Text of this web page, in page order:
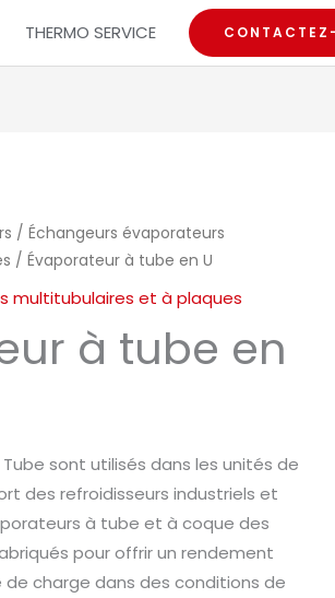
THERMO SERVICE
/ Échangeurs évaporateurs
/ Évaporateur à tube en U
multitubulaires et à plaques
à tube en
sont utilisés dans les unités de
des refroidisseurs industriels et
à tube et à coque des
pour offrir un rendement
charge dans des conditions de